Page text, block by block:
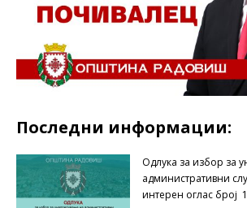
Последни информации:
Одлука за избор за
административни
интерен оглас број